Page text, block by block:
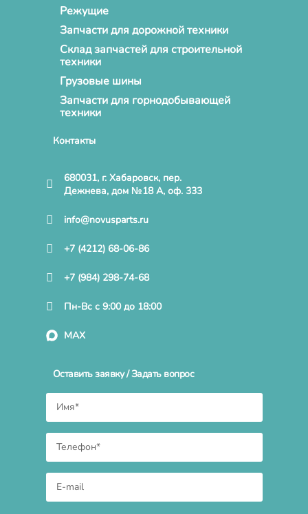
Режущие
Запчасти для дорожной техники
Склад запчастей для строительной
техники
Грузовые шины
Запчасти для горнодобывающей
техники
Контакты
680031, г. Хабаровск, пер.
Дежнева, дом №18 А, оф. 333
info@novusparts.ru
+7 (4212) 68-06-86
+7 (984) 298-74-68
Пн-Вс с 9:00 до 18:00
MAX
Оставить заявку / Задать вопрос